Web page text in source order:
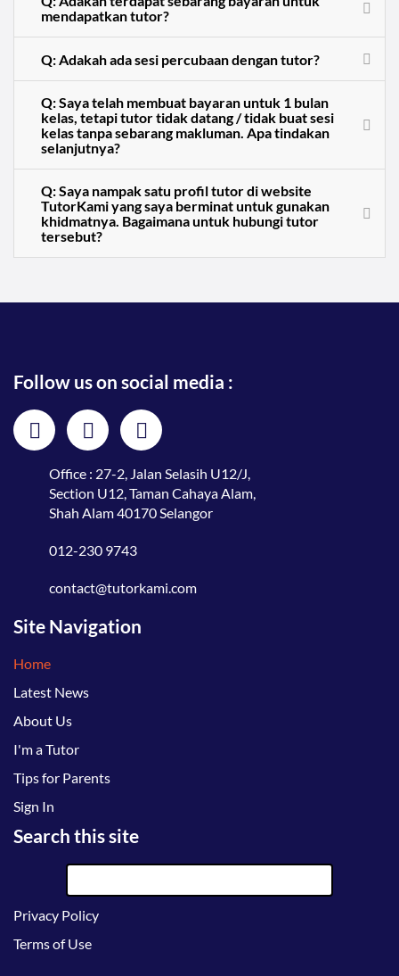
mendapatkan tutor?
Q: Adakah ada sesi percubaan dengan tutor?
Q: Saya telah membuat bayaran untuk 1 bulan
kelas, tetapi tutor tidak datang / tidak buat sesi
kelas tanpa sebarang makluman. Apa tindakan
selanjutnya?
Q: Saya nampak satu profil tutor di website
TutorKami yang saya berminat untuk gunakan
khidmatnya. Bagaimana untuk hubungi tutor
tersebut?
Follow us on social media :
Office : 27-2, Jalan Selasih U12/J,
Section U12, Taman Cahaya Alam,
Shah Alam 40170 Selangor
012-230 9743
contact@tutorkami.com
Site Navigation
Home
Latest News
About Us
I'm a Tutor
Tips for Parents
Sign In
Search this site
Privacy Policy
Terms of Use